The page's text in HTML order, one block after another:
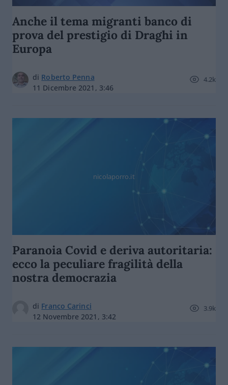
Anche il tema migranti banco di
prova del prestigio di Draghi in
Europa
di Roberto Penna
11 Dicembre 2021, 3:46
4.2k
nicolaporro.it
Paranoia Covid e deriva autoritaria:
ecco la peculiare fragilità della
nostra democrazia
di Franco Carinci
12 Novembre 2021, 3:42
3.9k